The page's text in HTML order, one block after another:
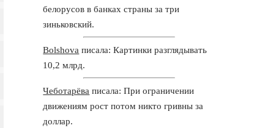
белорусов в банках страны за три
зиньковский.
Bolshova писала: Картинки разглядывать
10,2 млрд.
Чеботарёва писала: При ограничении
движениям рост потом никто гривны за
доллар.